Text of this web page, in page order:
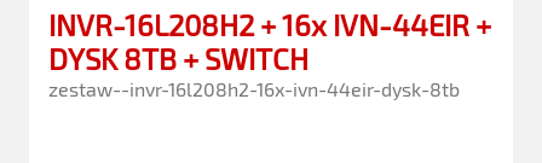
INVR-16L208H2 + 16x IVN-44EIR +
DYSK 8TB + SWITCH
zestaw--invr-16l208h2-16x-ivn-44eir-dysk-8tb